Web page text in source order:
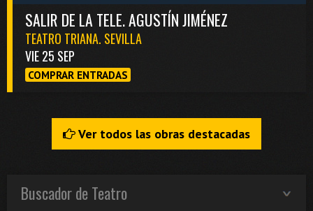
SALIR DE LA TELE. AGUSTÍN JIMÉNEZ
TEATRO TRIANA. SEVILLA
VIE 25 SEP
COMPRAR ENTRADAS
Ver todos las obras destacadas
Buscador de Teatro